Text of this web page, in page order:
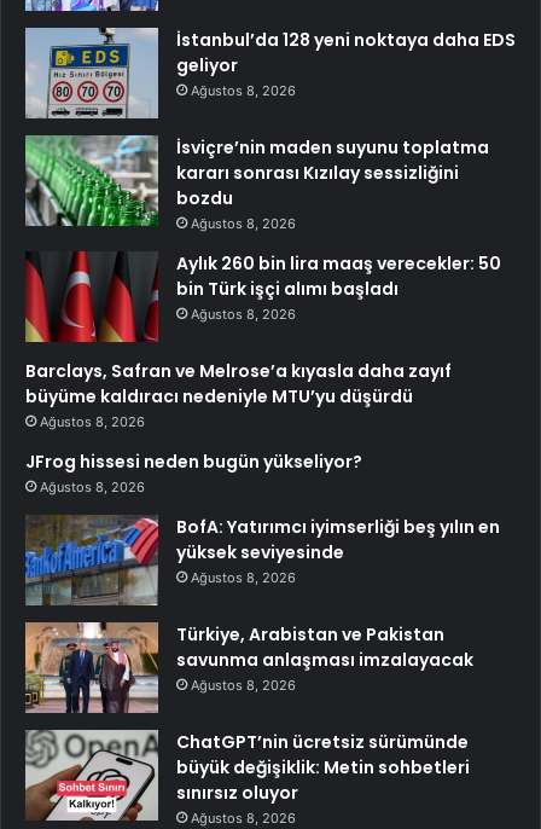
İstanbul’da 128 yeni noktaya daha EDS
geliyor
Ağustos 8, 2026
İsviçre’nin maden suyunu toplatma
kararı sonrası Kızılay sessizliğini
bozdu
Ağustos 8, 2026
Aylık 260 bin lira maaş verecekler: 50
bin Türk işçi alımı başladı
Ağustos 8, 2026
Barclays, Safran ve Melrose’a kıyasla daha zayıf
büyüme kaldıracı nedeniyle MTU’yu düşürdü
Ağustos 8, 2026
JFrog hissesi neden bugün yükseliyor?
Ağustos 8, 2026
BofA: Yatırımcı iyimserliği beş yılın en
yüksek seviyesinde
Ağustos 8, 2026
Türkiye, Arabistan ve Pakistan
savunma anlaşması imzalayacak
Ağustos 8, 2026
ChatGPT’nin ücretsiz sürümünde
büyük değişiklik: Metin sohbetleri
sınırsız oluyor
Ağustos 8, 2026